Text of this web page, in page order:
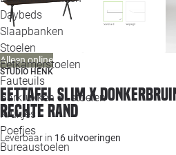
Daybeds
Slaapbanken
Stoelen
Eetkamerstoelen
Fauteuils
Barkrukken & -stoelen
Krukjes
Poefjes
Bureaustoelen
Alleen online
STUDIO HENK
Eettafel Slim X
rechte rand
Leverbaar in 16 uitvoeringen